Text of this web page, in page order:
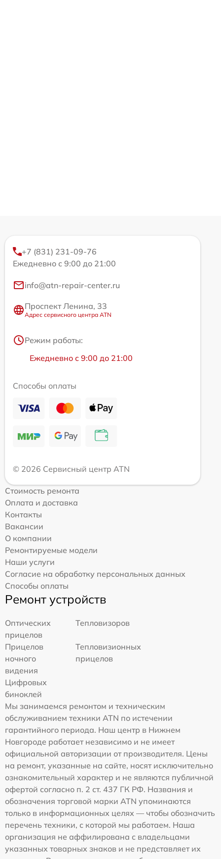
+7 (831) 231-09-76
Ежедневно с 9:00 до 21:00
info@atn-repair-center.ru
Проспект Ленина, 33
Адрес сервисного центра ATN
Режим работы:
Ежедневно с 9:00 до 21:00
Способы оплаты
© 2026 Сервисный центр ATN
Стоимость ремонта
Оплата и доставка
Контакты
Вакансии
О компании
Ремонтируемые модели
Наши услуги
Согласие на обработку персональных данных
Способы оплаты
Ремонт устройств
Оптических
прицелов
Тепловизоров
Прицелов
ночного
видения
Тепловизионных
прицелов
Цифровых
биноклей
Мы занимаемся ремонтом и техническим
обслуживанием техники ATN по истечении
гарантийного периода. Наш центр в Нижнем
Новгороде работает независимо и не имеет
официальной авторизации от производителя. Цены
на ремонт, указанные на сайте, носят исключительно
ознакомительный характер и не являются публичной
офертой согласно п. 2 ст. 437 ГК РФ. Названия и
обозначения торговой марки ATN упоминаются
только в информационных целях — чтобы обозначить
перечень техники, с которой мы работаем. Наша
организация не аффилирована с владельцами
указанных товарных знаков и не представляет их